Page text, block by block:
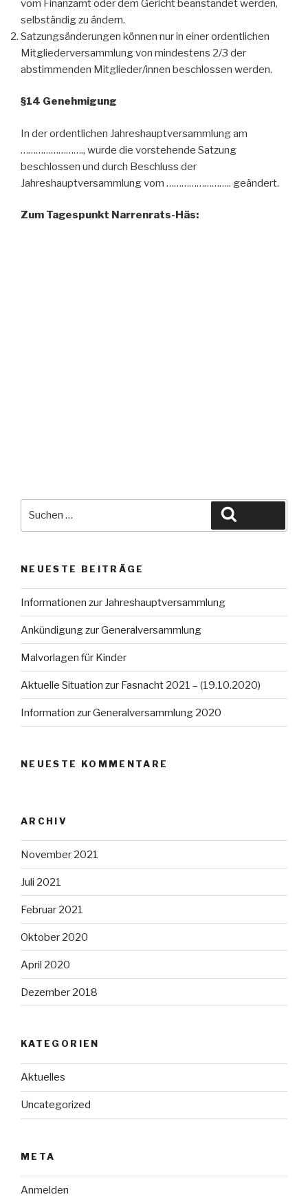
vom Finanzamt oder dem Gericht beanstandet werden,
selbständig zu ändern.
Satzungsänderungen können nur in einer ordentlichen
Mitgliederversammlung von mindestens 2/3 der
abstimmenden Mitglieder/innen beschlossen werden.
§14 Genehmigung
In der ordentlichen Jahreshauptversammlung am
……………………., wurde die vorstehende Satzung
beschlossen und durch Beschluss der
Jahreshauptversammlung vom …………………….. geändert.
Zum Tagespunkt Narrenrats-Häs:
NEUESTE BEITRÄGE
Informationen zur Jahreshauptversammlung
Ankündigung zur Generalversammlung
Malvorlagen für Kinder
Aktuelle Situation zur Fasnacht 2021 – (19.10.2020)
Information zur Generalversammlung 2020
NEUESTE KOMMENTARE
ARCHIV
November 2021
Juli 2021
Februar 2021
Oktober 2020
April 2020
Dezember 2018
KATEGORIEN
Aktuelles
Uncategorized
META
Anmelden